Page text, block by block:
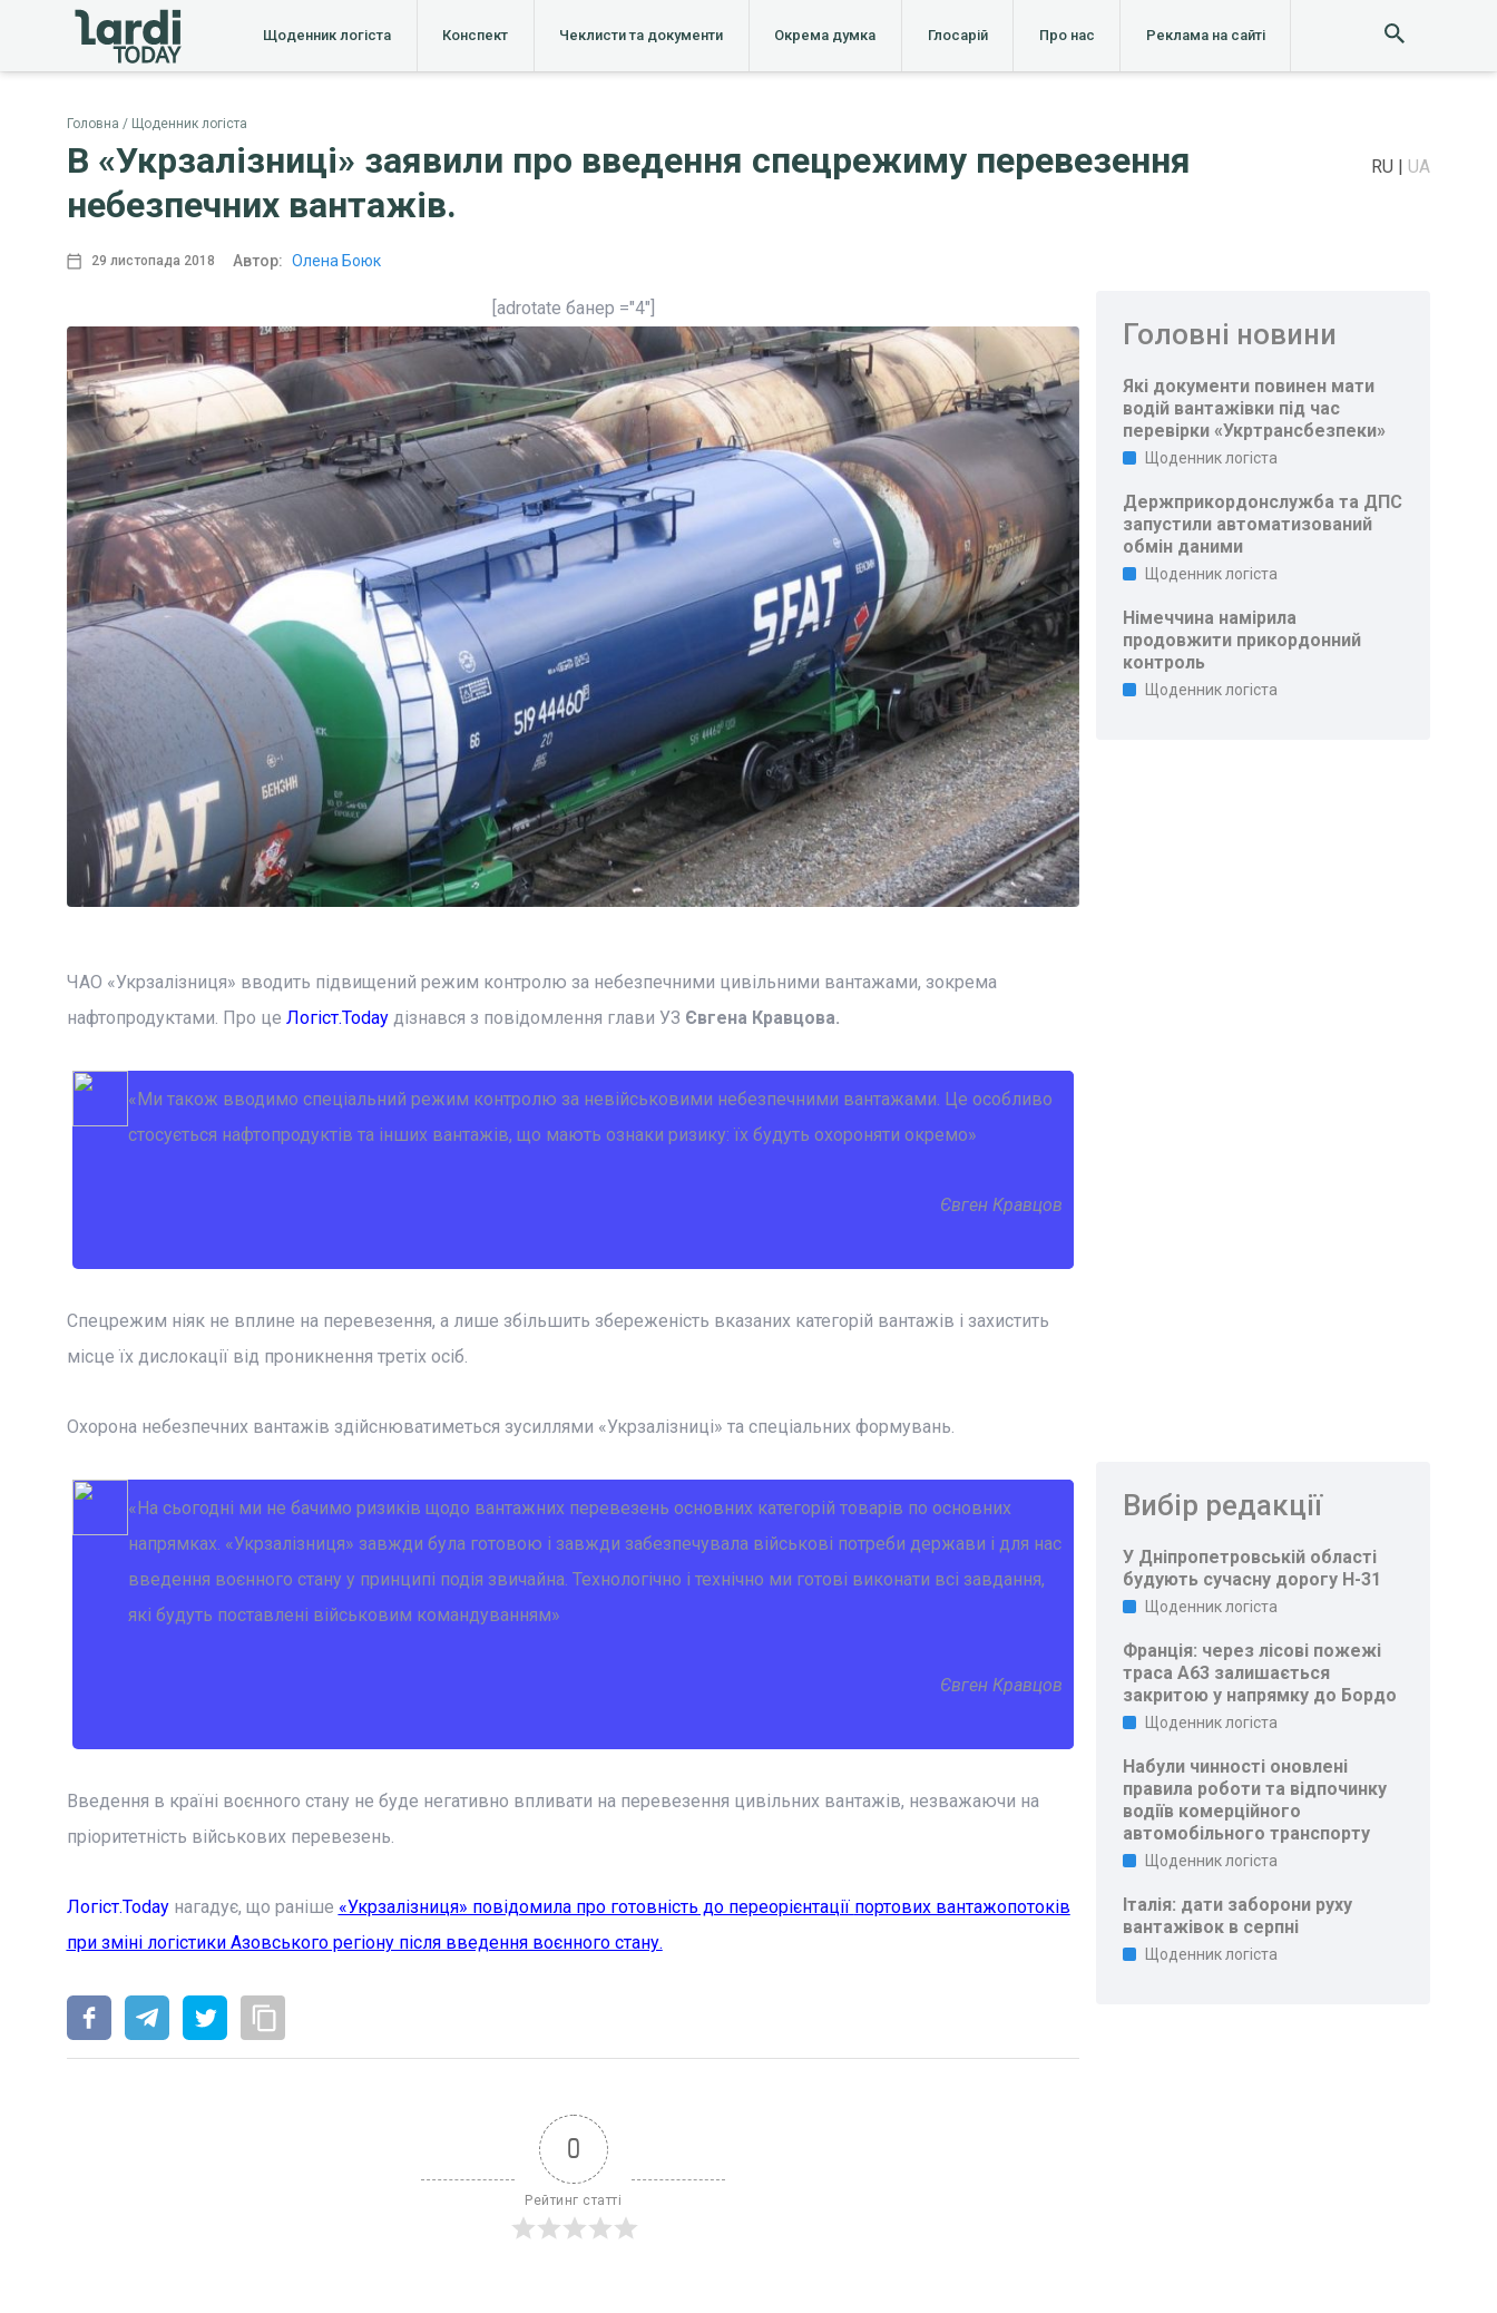
Щоденник логіста Конспект Чеклисти та документи Окрема думка Глосарій Про нас Реклама на сайті
Головна Щоденник логіста
В «Укрзалізниці» заявили про введення спецрежиму перевезення
небезпечних вантажів.
RU UA
29 листопада 2018 Автор: Олена Боюк
[adrotate банер ="4"]
ЧАО «Укрзалізниця» вводить підвищений режим контролю за небезпечними цивільними вантажами, зокрема
нафтопродуктами. Про це Логіст.Todayдізнався з повідомлення глави УЗ Євгена Кравцова.
« Ми також вводимо спеціальний режим контролю за невійськовими небезпечними вантажами. Це особливо
стосується нафтопродуктів та інших вантажів, що мають ознаки ризику: їх будуть охороняти окремо»
Євген Кравцов
Спецрежим ніяк не вплине на перевезення, а лише збільшить збереженість вказаних категорій вантажів і захистить
місце їх дислокації від проникнення третіх осіб.
Охорона небезпечних вантажів здійснюватиметься зусиллями «Укрзалізниці» та спеціальних формувань.
« На сьогодні ми не бачимо ризиків щодо вантажних перевезень основних категорій товарів по основних
напрямках. «Укрзалізниця» завжди була готовою і завжди забезпечувала військові потреби держави і для нас
введення воєнного стану у принципі подія звичайна. Технологічно і технічно ми готові виконати всі завдання,
які будуть поставлені військовим командуванням»
Євген Кравцов
Введення в країні воєнного стану не буде негативно впливати на перевезення цивільних вантажів, незважаючи на
пріоритетність військових перевезень.
Логіст.Todayнагадує, що раніше «Укрзалізниця» повідомила про готовність до переорієнтації портових вантажопотоків
при зміні логістики Азовського регіону після введення воєнного стану.
0
Рейтинг статті
Головні новини
Які документи повинен мати
водій вантажівки під час
перевірки «Укртрансбезпеки»
Щоденник логіста
Держприкордонслужба та ДПС
запустили автоматизований
обмін даними
Щоденник логіста
Німеччина намірила
продовжити прикордонний
контроль
Щоденник логіста
Вибір редакції
У Дніпропетровській області
будують сучасну дорогу Н-31
Щоденник логіста
Франція: через лісові пожежі
траса A63 залишається
закритою у напрямку до Бордо
Щоденник логіста
Набули чинності оновлені
правила роботи та відпочинку
водіїв комерційного
автомобільного транспорту
Щоденник логіста
Італія: дати заборони руху
вантажівок в серпні
Щоденник логіста